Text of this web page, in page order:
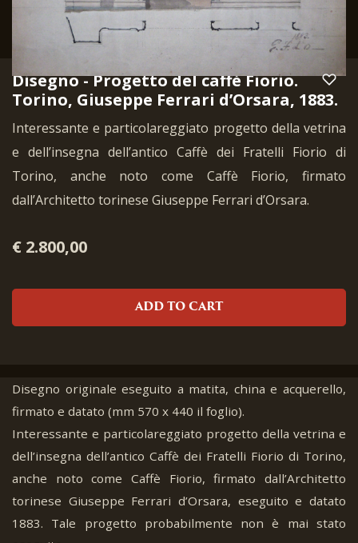
Disegno - Progetto del caffè Fiorio.
Torino, Giuseppe Ferrari d’Orsara, 1883.
Interessante e particolareggiato progetto della vetrina
e dell’insegna dell’antico Caffè dei Fratelli Fiorio di
Torino, anche noto come Caffè Fiorio, firmato
dall’Architetto torinese Giuseppe Ferrari d’Orsara.
€ 2.800,00
ADD TO CART
Disegno originale eseguito a matita, china e acquerello,
firmato e datato (mm 570 x 440 il foglio).
Interessante e particolareggiato progetto della vetrina e
dell’insegna dell’antico Caffè dei Fratelli Fiorio di Torino,
anche noto come Caffè Fiorio, firmato dall’Architetto
torinese Giuseppe Ferrari d’Orsara, eseguito e datato
1883. Tale progetto probabilmente non è mai stato